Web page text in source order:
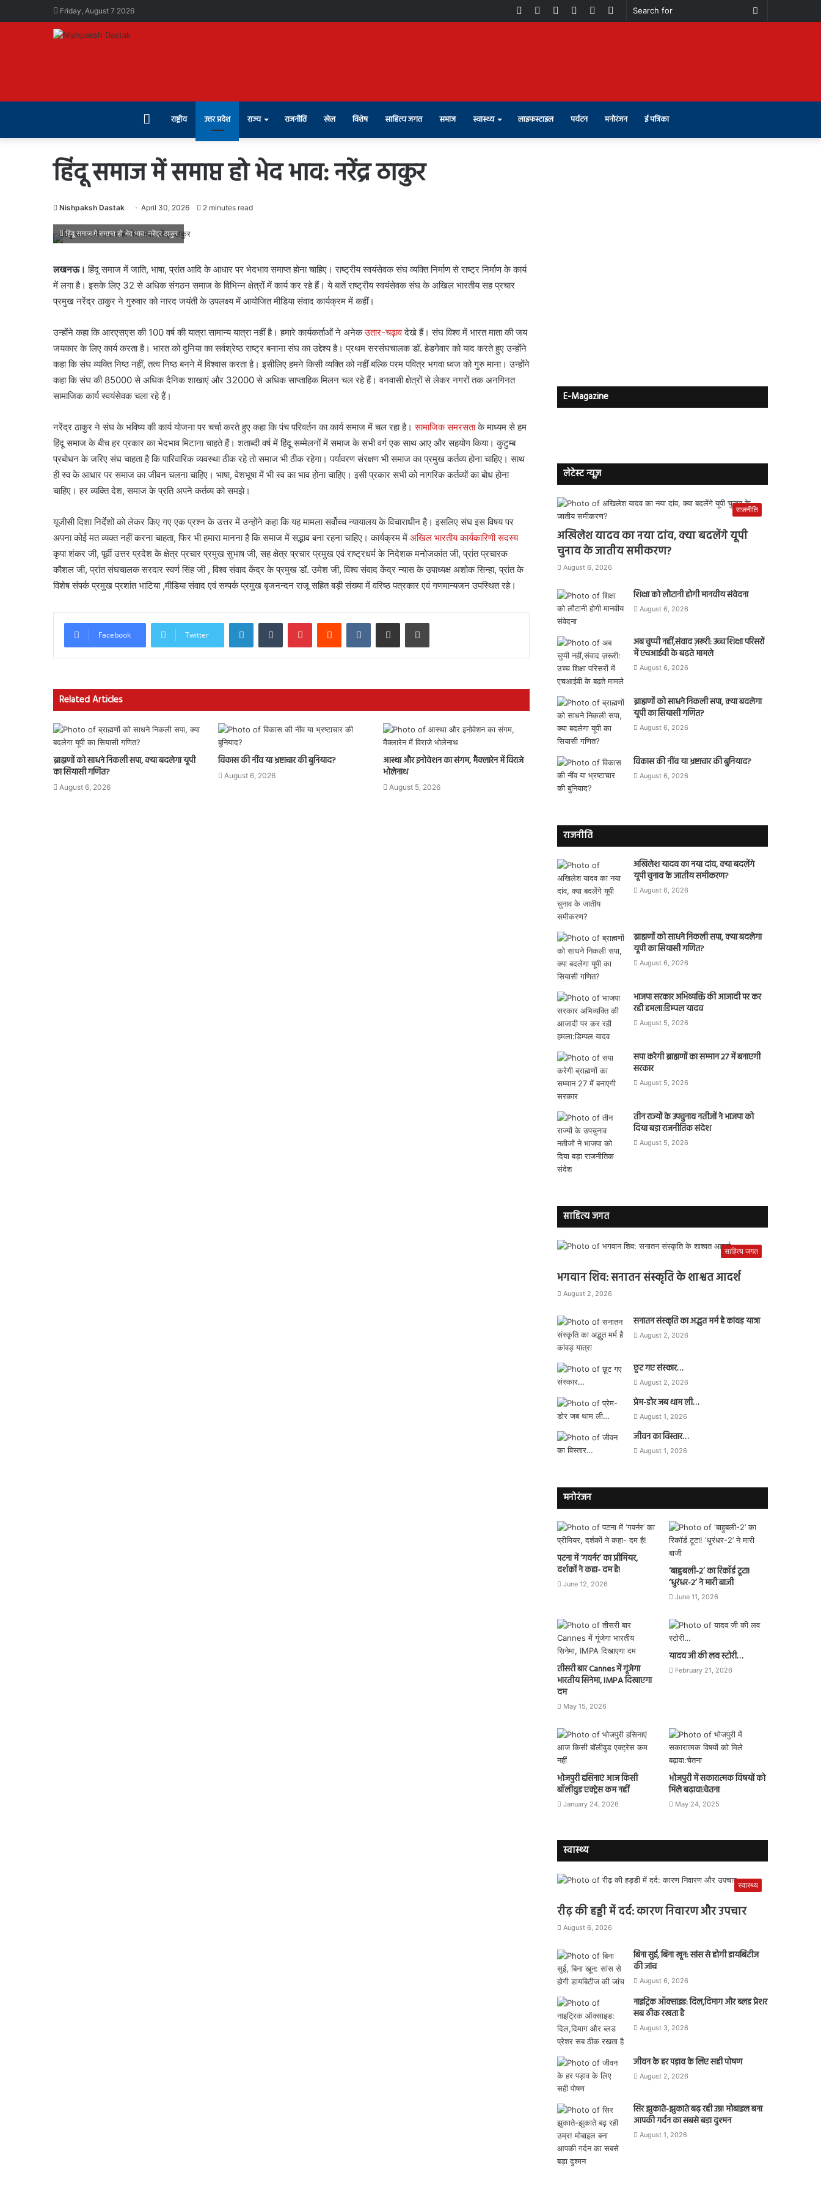
Friday, August 7 2026
Search
Switch
Telegram
Instagram
Youtube
Facebook
राष्ट्रीय उत्तर प्रदेश राज्य राजनीति खेल विशेष साहित्य जगत समाज स्वास्थ्य लाइफस्टाइल पर्यटन मनोरंजन ई पत्रिका
हिंदू समाज में समाप्त हो भेद भाव: नरेंद्र ठाकुर
Nishpaksh Dastak April 30, 2026 2 minutes read
हिंदू समाज में समाप्त हो भेद भाव: नरेंद्र ठाकुर
लखनऊ।हिंदू समाज में जाति, भाषा, प्रांत आदि के आधार पर भेदभाव समाप्त होना चाहिए। राष्ट्रीय स्वयंसेवक संघ व्यक्ति निर्माण से राष्ट्र निर्माण के कार्य
में लगा है। इसके लिए 32 से अधिक संगठन समाज के विभिन्न क्षेत्रों में कार्य कर रहे हैं। ये बातें राष्ट्रीय स्वयंसेवक संघ के अखिल भारतीय सह प्रचार
प्रमुख नरेंद्र ठाकुर ने गुरुवार को नारद जयंती के उपलक्ष्य में आयोजित मीडिया संवाद कार्यक्रम में कहीं।
उन्होंने कहा कि आरएसएस की 100 वर्ष की यात्रा सामान्य यात्रा नहीं है। हमारे कार्यकर्ताओं ने अनेकउतार-चढ़ावदेखे हैं। संघ विश्व में भारत माता की जय
जयकार के लिए कार्य करता है। भारत को दुनिया का सर्वश्रेष्ठ राष्ट्र बनाना संघ का उद्देश्य है। प्रथम सरसंघचालक डॉ. हेडगेवार को याद करते हुए उन्होंने
कहा कि संघ व्यक्ति निष्ठ नहीं, तत्व निष्ठ बनने में विश्वास करता है। इसीलिए हमने किसी व्यक्ति को नहीं बल्कि परम पवित्र भगवा ध्वज को गुरु माना। उन्होंने
कहा कि संघ की 85000 से अधिक दैनिक शाखाएं और 32000 से अधिक साप्ताहिक मिलन चल रहे हैं। वनवासी क्षेत्रों से लेकर नगरों तक अनगिनत
सामाजिक कार्य स्वयंसेवक चला रहे हैं।
नरेंद्र ठाकुर ने संघ के भविष्य की कार्य योजना पर चर्चा करते हुए कहा कि पंच परिवर्तन का कार्य समाज में चल रहा है।सामाजिक समरसताके माध्यम से हम
हिंदू समाज के बीच हर प्रकार का भेदभाव मिटाना चाहते हैं। शताब्दी वर्ष में हिंदू सम्मेलनों में समाज के सभी वर्ग एक साथ आए और सहयोग किया। कुटुम्ब
प्रबोधन के जरिए संघ चाहता है कि पारिवारिक व्यवस्था ठीक रहे तो समाज भी ठीक रहेगा। पर्यावरण संरक्षण भी समाज का प्रमुख कर्तव्य होना चाहिए। साथ
ही स्व के आधार पर समाज का जीवन चलना चाहिए। भाषा, वेशभूषा में भी स्व का भाव होना चाहिए। इसी प्रकार सभी को नागरिक कर्तव्यों का बोध होना
चाहिए। हर व्यक्ति देश, समाज के प्रति अपने कर्तव्य को समझे।
यूजीसी दिशा निर्देशों को लेकर किए गए एक प्रश्न के उत्तर में उन्होंने कहा कि यह मामला सर्वोच्च न्यायालय के विचाराधीन है। इसलिए संघ इस विषय पर
अपना कोई मत व्यक्त नहीं करना चाहता, फिर भी हमारा मानना है कि समाज में सद्भाव बना रहना चाहिए। कार्यक्रम में अखिल भारतीय कार्यकारिणी सदस्य
कृपा शंकर जी, पूर्वी उत्तर प्रदेश के क्षेत्र प्रचार प्रमुख सुभाष जी, सह क्षेत्र प्रचार प्रमुख एवं राष्ट्रधर्म के निदेशक मनोजकांत जी, प्रांत प्रचारक
कौशल जी, प्रांत संघचालक सरदार स्वर्ण सिंह जी , विश्व संवाद केंद्र के प्रमुख डॉ. उमेश जी, विश्व संवाद केंद्र न्यास के उपाध्यक्ष अशोक सिन्हा, प्रांत के
विशेष संपर्क प्रमुख प्रशांत भाटिया ,मीडिया संवाद एवं सम्पर्क प्रमुख बृजनन्दन राजू सहित बड़ी संख्या में वरिष्ठ पत्रकार एवं गणमान्यजन उपस्थित रहे।
Facebook Twitter
LinkedInTumblr PinterestReddit VKontakteShare via Email Print
Related Articles
ब्राह्मणों को साधने निकली सपा, क्या बदलेगा यूपी
का सियासी गणित?
August 6, 2026
विकास की नींव या भ्रष्टाचार की बुनियाद?
August 6, 2026
आस्था और इनोवेशन का संगम, मैक्लारेन में विराजे
भोलेनाथ
August 5, 2026
E-Magazine
लेटेस्ट न्यूज़
राजनीति
अखिलेश यादव का नया दांव, क्या बदलेंगे यूपी
चुनाव के जातीय समीकरण?
August 6, 2026
शिक्षा को लौटानी होगी मानवीय संवेदना
August 6, 2026
अब चुप्पी नहीं,संवाद ज़रूरी: उच्च शिक्षा परिसरों
में एचआईवी के बढ़ते मामले
August 6, 2026
ब्राह्मणों को साधने निकली सपा, क्या बदलेगा
यूपी का सियासी गणित?
August 6, 2026
विकास की नींव या भ्रष्टाचार की बुनियाद?
August 6, 2026
राजनीति
अखिलेश यादव का नया दांव, क्या बदलेंगे
यूपी चुनाव के जातीय समीकरण?
August 6, 2026
ब्राह्मणों को साधने निकली सपा, क्या बदलेगा
यूपी का सियासी गणित?
August 6, 2026
भाजपा सरकार अभिव्यक्ति की आजादी पर कर
रही हमला:डिम्पल यादव
August 5, 2026
सपा करेगी ब्राह्मणों का सम्मान 27 में बनाएगी
सरकार
August 5, 2026
तीन राज्यों के उपचुनाव नतीजों ने भाजपा को
दिया बड़ा राजनीतिक संदेश
August 5, 2026
साहित्य जगत
साहित्य जगत
भगवान शिव: सनातन संस्कृति के शाश्वत आदर्श
August 2, 2026
सनातन संस्कृति का अद्भुत मर्म है कांवड़ यात्रा
August 2, 2026
छूट गए संस्कार…
August 2, 2026
प्रेम-डोर जब थाम ली…
August 1, 2026
जीवन का विस्तार…
August 1, 2026
मनोरंजन
पटना में ‘गवर्नर’ का प्रीमियर,
दर्शकों ने कहा- दम है!
June 12, 2026
‘बाहुबली-2’ का रिकॉर्ड टूटा!
‘धुरंधर-2’ ने मारी बाजी
June 11, 2026
तीसरी बार Cannes में गूंजेगा
भारतीय सिनेमा, IMPA दिखाएगा
दम
May 15, 2026
यादव जी की लव स्टोरी…
February 21, 2026
भोजपुरी हसिनाएं आज किसी
बॉलीवुड एक्ट्रेस कम नहीं
January 24, 2026
भोजपुरी में सकारात्मक विषयों को
मिले बढ़ावा:चेतना
May 24, 2025
स्वास्थ्य
स्वास्थ्य
रीढ़ की हड्डी में दर्द: कारण निवारण और उपचार
August 6, 2026
बिना सुई, बिना खून: सांस से होगी डायबिटीज
की जांच
August 6, 2026
नाइट्रिक ऑक्साइड: दिल,दिमाग और ब्लड प्रेशर
सब ठीक रखता है
August 3, 2026
जीवन के हर पड़ाव के लिए सही पोषण
August 2, 2026
सिर झुकाते-झुकाते बढ़ रही उम्र! मोबाइल बना
आपकी गर्दन का सबसे बड़ा दुश्मन
August 1, 2026